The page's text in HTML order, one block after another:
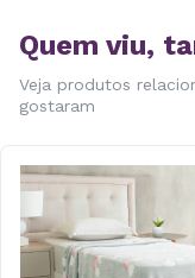
Quem viu,
Veja produtos
gostaram